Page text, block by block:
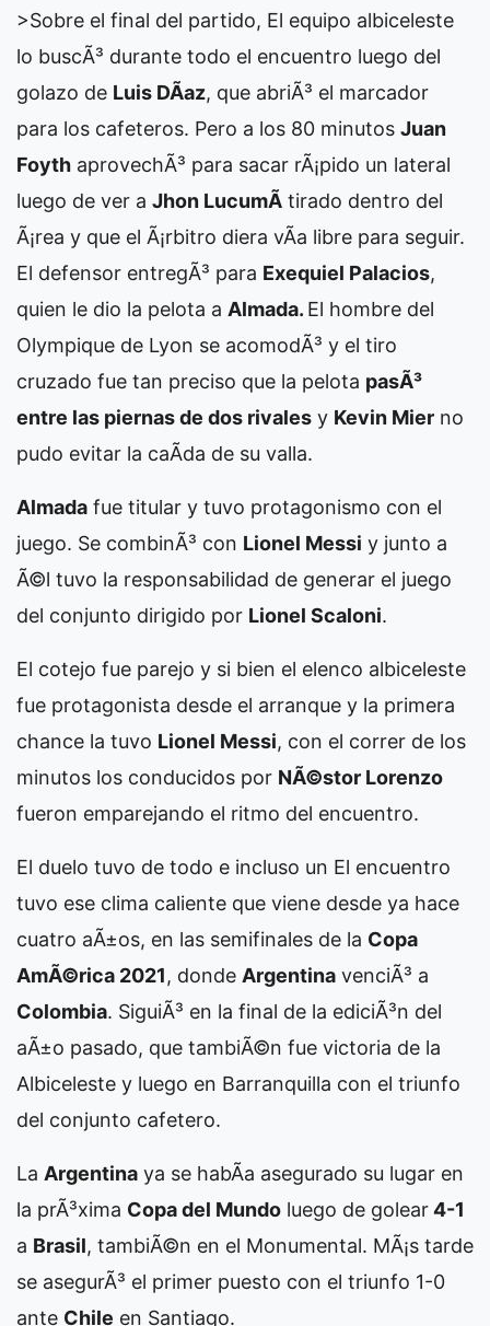
>Sobre el final del partido, El equipo albiceleste
lo buscÃ³ durante todo el encuentro luego del
golazo de Luis DÃ­az, que abriÃ³ el marcador
para los cafeteros. Pero a los 80 minutos Juan
Foyth aprovechÃ³ para sacar rÃ¡pido un lateral
luego de ver a Jhon LucumÃ­ tirado dentro del
Ã¡rea y que el Ã¡rbitro diera vÃ­a libre para seguir.
El defensor entregÃ³ para Exequiel Palacios,
quien le dio la pelota a Almada. El hombre del
Olympique de Lyon se acomodÃ³ y el tiro
cruzado fue tan preciso que la pelota pasÃ³
entre las piernas de dos rivales y Kevin Mier no
pudo evitar la caÃ­da de su valla.
Almada fue titular y tuvo protagonismo con el
juego. Se combinÃ³ con Lionel Messi y junto a
Ã©l tuvo la responsabilidad de generar el juego
del conjunto dirigido por Lionel Scaloni.
El cotejo fue parejo y si bien el elenco albiceleste
fue protagonista desde el arranque y la primera
chance la tuvo Lionel Messi, con el correr de los
minutos los conducidos por NÃ©stor Lorenzo
fueron emparejando el ritmo del encuentro.
El duelo tuvo de todo e incluso un El encuentro
tuvo ese clima caliente que viene desde ya hace
cuatro aÃ±os, en las semifinales de la Copa
AmÃ©rica 2021, donde Argentina venciÃ³ a
Colombia. SiguiÃ³ en la final de la ediciÃ³n del
aÃ±o pasado, que tambiÃ©n fue victoria de la
Albiceleste y luego en Barranquilla con el triunfo
del conjunto cafetero.
La Argentina ya se habÃ­a asegurado su lugar en
la prÃ³xima Copa del Mundo luego de golear4-1
a Brasil, tambiÃ©n en el Monumental. MÃ¡s tarde
se asegurÃ³ el primer puesto con el triunfo 1-0
ante Chile en Santiago.